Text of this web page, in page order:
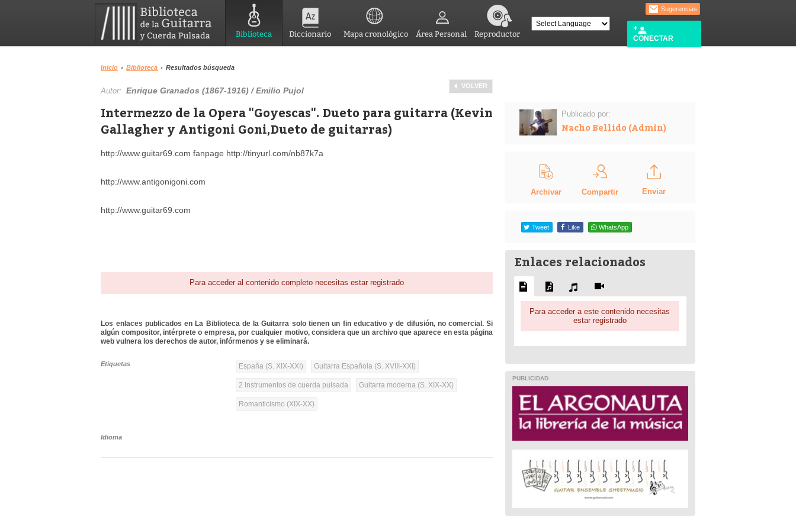
Biblioteca Diccionario Mapa cronológico Área Personal Reproductor
Sugerencias
CONECTAR
Inicio › Biblioteca › Resultados búsqueda
VOLVER
Autor:Enrique Granados (1867-1916) / Emilio Pujol
Intermezzo de la Opera "Goyescas". Dueto para guitarra (Kevin
Gallagher y Antigoni Goni,Dueto de guitarras)
http://www.guitar69.com fanpage http://tinyurl.com/nb87k7a
http://www.antigonigoni.com
http://www.guitar69.com
Para acceder al contenido completo necesitas estar registrado
Los enlaces publicados en La Biblioteca de la Guitarra solo tienen un fin educativo y de difusión, no comercial. Si
algún compositor, intérprete o empresa, por cualquier motivo, considera que un archivo que aparece en esta página
web vulnera los derechos de autor, infórmenos y se eliminará.
Etiquetas España (S. XIX-XXI) Guitarra Española (S. XVIII-XXI)
2 Instrumentos de cuerda pulsada Guitarra moderna (S. XIX-XX)
Romanticismo (XIX-XX)
Idioma
Publicado por:
Nacho Bellido (Admin)
Archivar Compartir Enviar
Tweet Like WhatsApp
Enlaces relacionados
Para acceder a este contenido necesitas
estar registrado
PUBLICIDAD